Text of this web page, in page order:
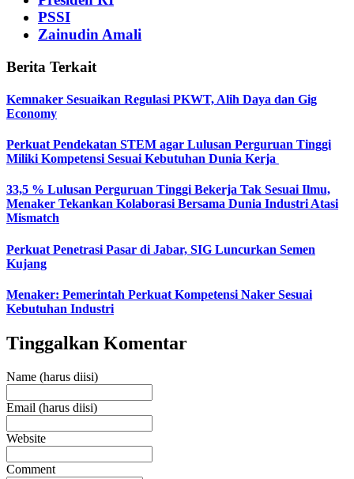
PSSI
Zainudin Amali
Berita Terkait
Kemnaker Sesuaikan Regulasi PKWT, Alih Daya dan Gig
Economy
Perkuat Pendekatan STEM agar Lulusan Perguruan Tinggi
Miliki Kompetensi Sesuai Kebutuhan Dunia Kerja
33,5 % Lulusan Perguruan Tinggi Bekerja Tak Sesuai Ilmu,
Menaker Tekankan Kolaborasi Bersama Dunia Industri Atasi
Mismatch
Perkuat Penetrasi Pasar di Jabar, SIG Luncurkan Semen
Kujang
Menaker: Pemerintah Perkuat Kompetensi Naker Sesuai
Kebutuhan Industri
Tinggalkan Komentar
Name (harus diisi)
Email (harus diisi)
Website
Comment